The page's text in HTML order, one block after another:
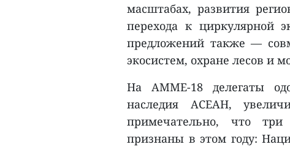
масштабах, развития
перехода к циркулярной
предложений также —
экосистем, охране лесов и
На AMME-18 делегаты
наследия АСЕАН,
примечательно, что
признаны в этом году: